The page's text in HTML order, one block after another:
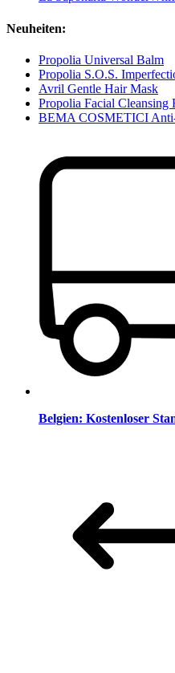
Neuheiten:
Propolia Universal Balm
Propolia S.O.S.
Avril Gentle Hair Mask
Propolia Facial Cleansing
BEMA COSMETICI
Belgien: Kostenloser